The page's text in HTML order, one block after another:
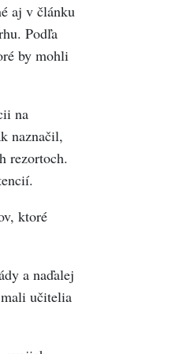
aj v článku
Podľa
by mohli
na
naznačil,
rezortoch.
ktoré
a naďalej
učitelia